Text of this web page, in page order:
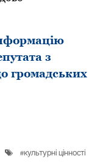
з
громадських
культурні цінності